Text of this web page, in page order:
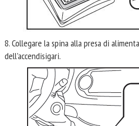
8. Collegare la spina alla presa di
dell'accendisigari.